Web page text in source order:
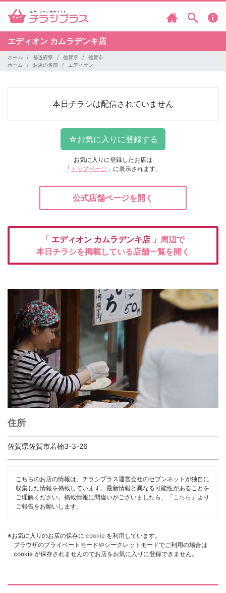
エディオン カムラデンキ店
ホーム 都道府県 佐賀県
佐賀市
ホーム
お店の名前 エディオン
本日チラシは配信されていません
お気に入りに登録したお店は
「 トップページ 」に表示されます。
公式店舗ページを開く
「 エディオン カムラデンキ店 」周辺で
本日チラシを掲載している店舗一覧を開く
住所
佐賀県佐賀市若楠3-3-26
こちらのお店の情報は、チラシプラス運営会社のセブンネットが独自に
収集した情報を掲載しています。最新情報と異なる可能性があることを
ご理解ください。掲載情報に間違いがございましたら、「 こちら 」より
ご報告をお願いします。
※お気に入りのお店の保存に cookie を利用しています。
ブラウザのプライベートモードやシークレットモードでご利用の場合は
cookie が保存されませんのでお店をお気に入りに登録できません。